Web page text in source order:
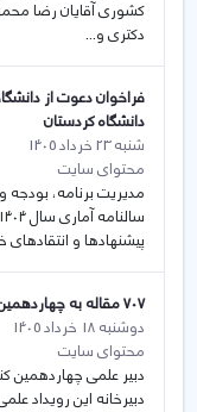
کشوری آقایان رضا
دکتری و...
دانشگاه کردستان
شنبه 23 خرداد 1405
محتوای سایت
مدیریت برنامه، بودجه
پیشنهادها و
۷۰۷ مقاله به چهاردهمین کنگره علوم باغبانی ایران ارسال شد
دوشنبه 18 خرداد 1405
محتوای سایت